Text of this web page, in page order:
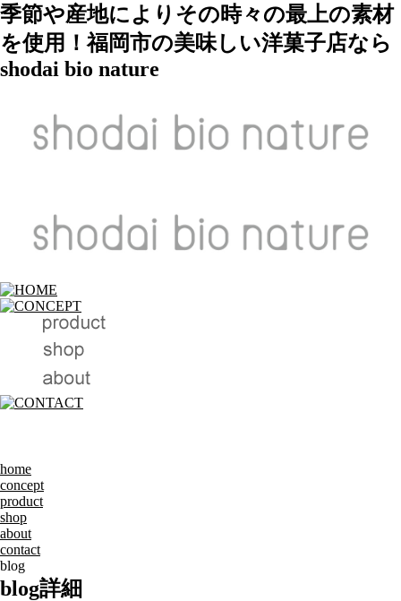
季節や産地によりその時々の最上の素材
を使用！福岡市の美味しい洋菓子店なら
shodai bio nature
home
concept
product
shop
about
contact
blog
blog詳細